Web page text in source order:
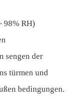
98% RH)
sengen der
türmen und
bedingungen.